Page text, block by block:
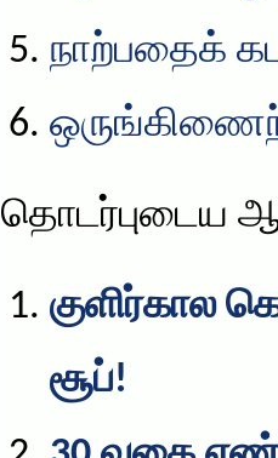
நாற்பதைக்
தொடர்புடைய
குளிர்கால
சூப்!